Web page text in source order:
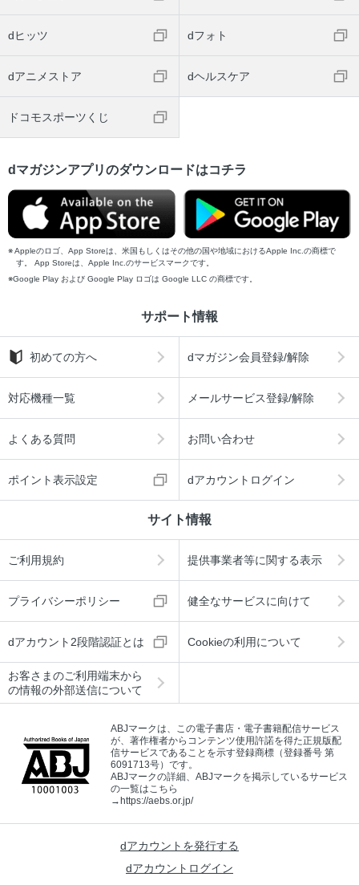
dヒッツ dフォト
dアニメストア dヘルスケア
ドコモスポーツくじ
dマガジンアプリのダウンロードはコチラ
Appleのロゴ、App Storeは、米国もしくはその他の国や地域におけるApple Inc.の商標で
す。 App Storeは、Apple Inc.のサービスマークです。
Google Play および Google Play ロゴは Google LLC の商標です。
サポート情報
初めての方へ dマガジン会員登録/解除
対応機種一覧 メールサービス登録/解除
よくある質問 お問い合わせ
ポイント表示設定 dアカウントログイン
サイト情報
ご利用規約 提供事業者等に関する表示
プライバシーポリシー 健全なサービスに向けて
dアカウント2段階認証とは Cookieの利用について
お客さまのご利用端末から
の情報の外部送信について
ABJマークは、この電子書店・電子書籍配信サービス
が、著作権者からコンテンツ使用許諾を得た正規版配
信サービスであることを示す登録商標（登録番号 第
6091713号）です。
ABJマークの詳細、ABJマークを掲示しているサービス
の一覧はこちら
→ https://aebs.or.jp/
dアカウントを発行する
dアカウントログイン